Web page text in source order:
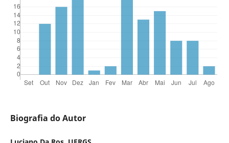
Biografia do Autor